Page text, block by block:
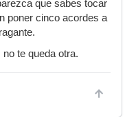
que sabes tocar
poner cinco acordes a
te queda otra.